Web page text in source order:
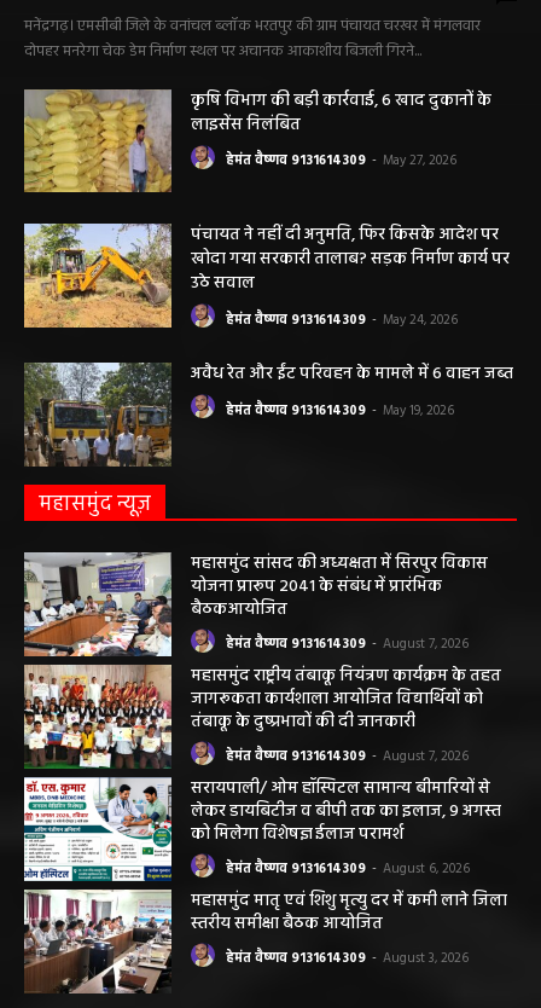
मनेंद्रगढ़। एमसीबी जिले के वनांचल ब्लॉक भरतपुर की ग्राम पंचायत चरखर में मंगलवार
दोपहर मनरेगा चेक डेम निर्माण स्थल पर अचानक आकाशीय बिजली गिरने...
कृषि विभाग की बड़ी कार्रवाई, 6 खाद दुकानों के
लाइसेंस निलंबित
हेमंत वैष्णव 9131614309 - May 27, 2026
पंचायत ने नहीं दी अनुमति, फिर किसके आदेश पर
खोदा गया सरकारी तालाब? सड़क निर्माण कार्य पर
उठे सवाल
हेमंत वैष्णव 9131614309 - May 24, 2026
अवैध रेत और ईंट परिवहन के मामले में 6 वाहन जब्त
हेमंत वैष्णव 9131614309 - May 19, 2026
महासमुंद न्यूज़
महासमुंद सांसद की अध्यक्षता में सिरपुर विकास
योजना प्रारूप 2041 के संबंध में प्रारंभिक
बैठकआयोजित
हेमंत वैष्णव 9131614309 - August 7, 2026
महासमुंद राष्ट्रीय तंबाकू नियंत्रण कार्यक्रम के तहत
जागरूकता कार्यशाला आयोजित विद्यार्थियों को
तंबाकू के दुष्प्रभावों की दी जानकारी
हेमंत वैष्णव 9131614309 - August 7, 2026
सरायपाली/ ओम हॉस्पिटल सामान्य बीमारियों से
लेकर डायबिटीज व बीपी तक का इलाज, 9 अगस्त
को मिलेगा विशेषज्ञ ईलाज परामर्श
हेमंत वैष्णव 9131614309 - August 6, 2026
महासमुंद मातृ एवं शिशु मृत्यु दर में कमी लाने जिला
स्तरीय समीक्षा बैठक आयोजित
हेमंत वैष्णव 9131614309 - August 3, 2026